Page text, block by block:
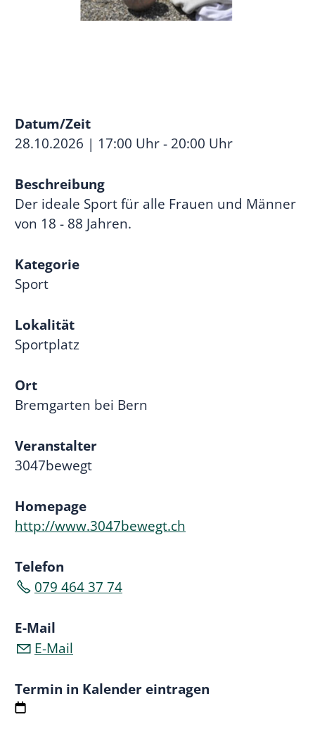
Datum/Zeit
28.10.2026 | 17:00 Uhr - 20:00 Uhr
Beschreibung
Der ideale Sport für alle Frauen und Männer
von 18 - 88 Jahren.
Kategorie
Sport
Lokalität
Sportplatz
Ort
Bremgarten bei Bern
Veranstalter
3047bewegt
Homepage
http://www.3047bewegt.ch
Telefon
079 464 37 74
E-Mail
E-Mail
Termin in Kalender eintragen